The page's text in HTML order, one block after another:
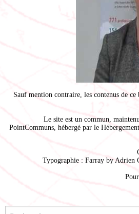
Sauf mention contraire, les contenus de ce
Le site est un commun,
PointCommuns , hébergé par le
Typographie : Farray by Adrien